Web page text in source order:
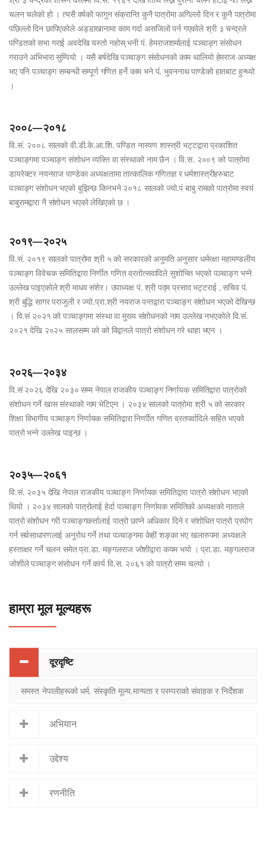
चलन चलेको हो । त्यसै वर्षको फागुन संक्रान्ति कुनै पात्रोमा अगिल्लो दिन र कुनै पात्रोमा
पछिल्लो दिन छापिएकोले अड्डाखानामा काम गर्दा असजिलो पर्न गएकोले श्री ३ चन्द्रले
पण्डितको सभा गराई अवदेखि यस्तो नहोस् भनी पं. हेमराजशर्मालाई पञ्चाङ्ग संसोधन
गराउने अभिभारा सुम्पियो । यसै बर्षदेखि पञ्चाङ्ग संसोधनको काम थालियो हेमराज अध्यक्ष
भए पनि पञ्चाङ्ग सम्बन्धी सम्पूर्ण गणित हर्ने काम भने पंं. भुवननाथ पाण्डेको हातबाट हुन्थ्यो
।
२००८—२०१८
वि.सं. २००८ सालको वी.डी.के.आ.शि. पण्डित नारयण शास्त्री भट्टद्वारा प्रकाशित
पञ्चाङ्गमा पञ्चाङ्ग संशोधन व्यक्ति वा संस्थाको नाम छैन । वि.स. २००९ को पात्रोमा
डायरेक्टर नयनराज पाण्डेका अध्यक्षतामा तात्कालिक गणितज्ञ र धर्मशास्त्रीहरुबाट
पञ्चाङ्ग संशोधन भएको बुझिन्छ किनभने २०१८ सालको ज्यो.पं बाबु रामको पात्रोमा स्वयं
बाबुरामद्वारा नै संशोधन भएको लेखिएको छ ।
२०१९—२०२५
वि.सं. २०१९ सालको पात्रोमा श्री ५ को सरकारको अनुमति अनुसार धर्मरक्षा महामण्डलीय
पञ्चाङ्ग विवेचक समितिद्वारा निर्णीत गणित व्रतोत्सवादिले सुशोभित भएको पञ्चाङ्ग भन्ने
उल्लेख पाइएकोले श्री माधव संशेर। उपाध्यक्ष पं. श्री पद्म प्रसाद भट्टराई , सचिव पं.
श्री बुद्धि सागर पराजुली र ज्यो.प्रा.श्री नयराज पन्तद्वारा पञ्चाङ्ग संशोधन भएको देखिन्छ
। वि.सं २०२१ को पञ्चाङ्गमा संस्था वा मुख्य संशोधनको नाम उल्लेख नभएकोले वि.संं.
२०२१ देखि २०२५ सालसम्म को को विद्वानले पात्रो संशोधन गरे थाहा भएन ।
२०२६—२०३४
वि.सं २०२६ देखि २०३० सम्म नेपाल राजकीय पञ्चाङ्ग निर्णायक समितिद्वारा पात्रोको
संशोधन गर्ने खास संस्थाको नाम भेटिएन । २०३४ सालको पात्रोमा श्री ५ को सरकार
शिक्षा विभागीय पञ्चाङ्ग निर्णायक समितिद्वारा निर्णाीत गणित व्रतपर्वादिले सहित भएको
पात्रो भन्ने उल्लेख पाइन्छ ।
२०३५—२०६१
वि.सं. २०३५ देखि नेपाल राजकीय पञ्चाङ्ग निर्णायक समितिद्वारा पात्रो संशोधन भएको
थियो । २०३४ सालको पात्रोलाई हेर्दा पञ्चाङ्ग निर्णायक समितिको अध्यक्षको नाताले
पात्रो संशोधन गरी पञ्चाङ्गकर्तालाई पात्रो छाप्ने अधिकार दिने र संशोधित पात्रो प्रयोग
गर्न सर्वसाधारणलाई अनुरोध गर्ने तथा पञ्चाङ्गमा केही शङ्का भए खलारुपमा अध्यक्षले
हस्ताक्षर गर्ने चलन समेत प्रा.डा. मङ्गलराज जोशीद्वारा कयम भयो । प्रा.डा. मङ्गलराज
जोशीले पञ्चाङ्ग संसोधन गर्ने कार्य वि.स. २०६१ को पात्रो सम्म चल्यो ।
हाम्रा मूल मूल्यहरू
दूरदृष्टि
समस्त नेपालीहरूको धर्म, संस्कृति मूल्य,मान्यता र परम्पराको संवाहक र निर्देशक
अभियान
उद्देश्य
रणनीति